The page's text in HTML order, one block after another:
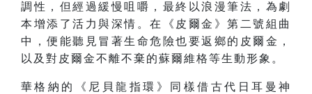
調性，但經過緩慢咀嚼，最終以浪漫筆法，為劇
本增添了活力與深情。在《皮爾金》第二號組曲
中，便能聽見冒著生命危險也要返鄉的皮爾金，
以及對皮爾金不離不棄的蘇爾維格等生動形象。
華格納的《尼貝龍指環》同樣借古代日耳曼神